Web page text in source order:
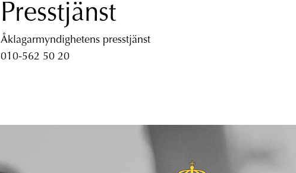
Presstjänst
Åklagarmyndighetens presstjänst
010-562 50 20